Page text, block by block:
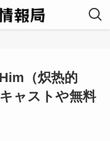
（炽热的
ャストや無料